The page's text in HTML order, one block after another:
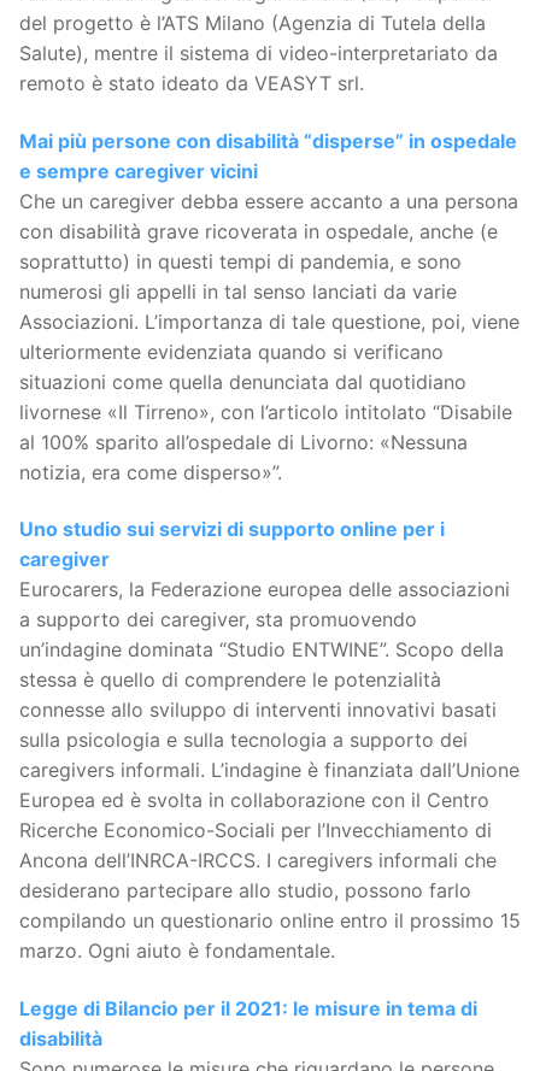
del progetto è l’ATS Milano (Agenzia di Tutela della
Salute), mentre il sistema di video-interpretariato da
remoto è stato ideato da VEASYT srl.
Mai più persone con disabilità “disperse” in ospedale
e sempre caregiver vicini
Che un caregiver debba essere accanto a una persona
con disabilità grave ricoverata in ospedale, anche (e
soprattutto) in questi tempi di pandemia, e sono
numerosi gli appelli in tal senso lanciati da varie
Associazioni. L’importanza di tale questione, poi, viene
ulteriormente evidenziata quando si verificano
situazioni come quella denunciata dal quotidiano
livornese «Il Tirreno», con l’articolo intitolato “Disabile
al 100% sparito all’ospedale di Livorno: «Nessuna
notizia, era come disperso»”.
Uno studio sui servizi di supporto online per i
caregiver
Eurocarers, la Federazione europea delle associazioni
a supporto dei caregiver, sta promuovendo
un’indagine dominata “Studio ENTWINE”. Scopo della
stessa è quello di comprendere le potenzialità
connesse allo sviluppo di interventi innovativi basati
sulla psicologia e sulla tecnologia a supporto dei
caregivers informali.​ L’indagine è finanziata dall’Unione
Europea ed è svolta in collaborazione con il Centro
Ricerche Economico-Sociali per l’Invecchiamento di
Ancona dell’INRCA-IRCCS. I caregivers informali che
desiderano partecipare allo studio, possono farlo
compilando un questionario online entro il prossimo 15
marzo. Ogni aiuto è fondamentale.
Legge di Bilancio per il 2021: le misure in tema di
disabilità